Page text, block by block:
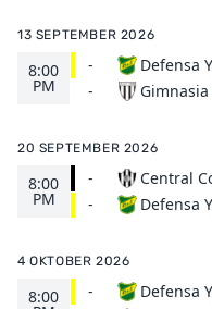
13 SEPTEMBER 2026
8:00
PM
-
-
Defensa
20 SEPTEMBER 2026
8:00
PM
-
-
Central
Defensa
4 OKTOBER 2026
8:00
-
Defensa